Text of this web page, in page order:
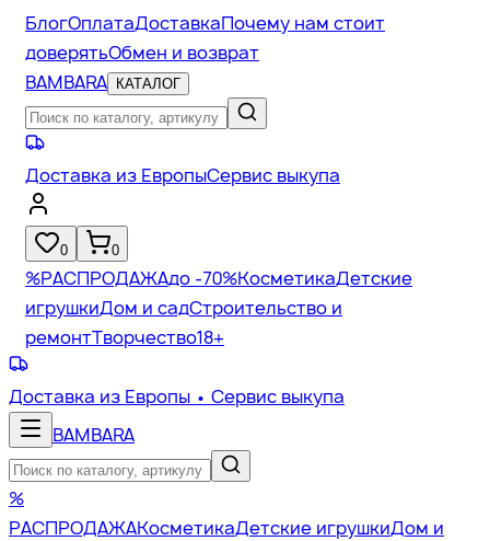
БлогОплатаДоставкаПочему нам стоит
доверятьОбмен и возврат
BAMBARA
КАТАЛОГ
Доставка из ЕвропыСервис выкупа
0 0
%РАСПРОДАЖАдо -70%КосметикаДетские
игрушкиДом и садСтроительство и
ремонтТворчество18+
Доставка из Европы • Сервис выкупа
BAMBARA
%
РАСПРОДАЖАКосметикаДетские игрушкиДом и